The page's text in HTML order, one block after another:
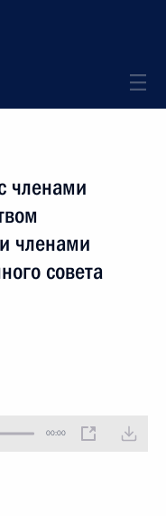
членами
членами
совета
00:00